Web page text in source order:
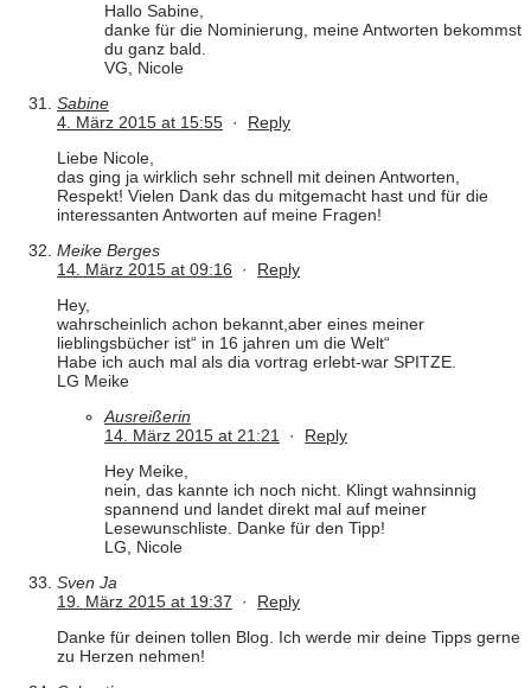
Hallo Sabine,
danke für die Nominierung, meine Antworten bekommst
du ganz bald.
VG, Nicole
Sabine
4. März 2015 at 15:55 · Reply
Liebe Nicole,
das ging ja wirklich sehr schnell mit deinen Antworten,
Respekt! Vielen Dank das du mitgemacht hast und für die
interessanten Antworten auf meine Fragen!
Meike Berges
14. März 2015 at 09:16 · Reply
Hey,
wahrscheinlich achon bekannt,aber eines meiner
lieblingsbücher ist“ in 16 jahren um die Welt“
Habe ich auch mal als dia vortrag erlebt-war SPITZE.
LG Meike
Ausreißerin
14. März 2015 at 21:21 · Reply
Hey Meike,
nein, das kannte ich noch nicht. Klingt wahnsinnig
spannend und landet direkt mal auf meiner
Lesewunschliste. Danke für den Tipp!
LG, Nicole
Sven Ja
19. März 2015 at 19:37 · Reply
Danke für deinen tollen Blog. Ich werde mir deine Tipps gerne
zu Herzen nehmen!